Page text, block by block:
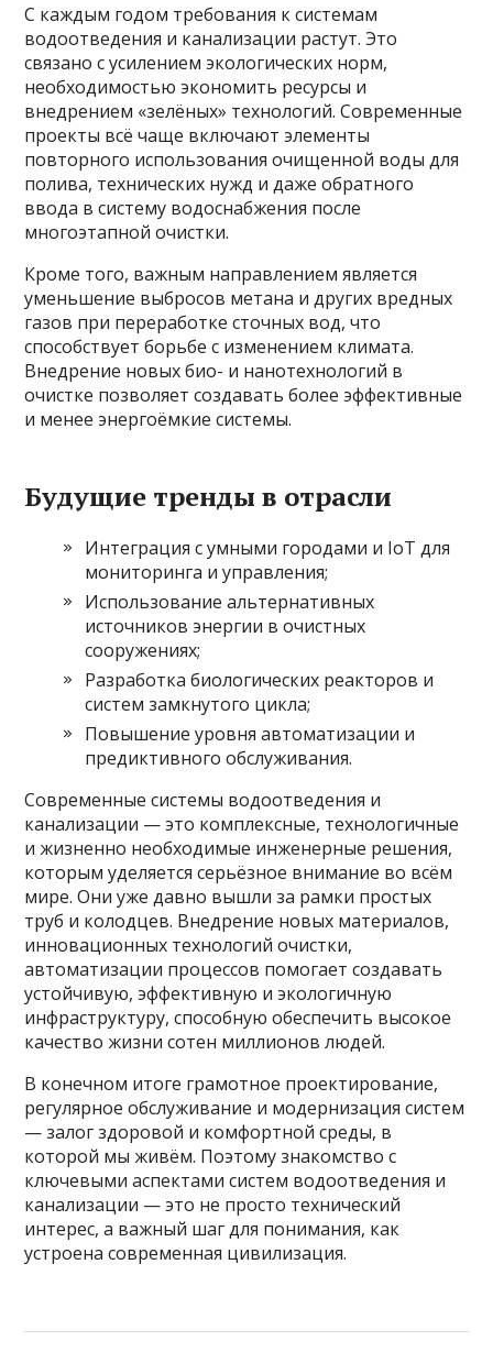
С каждым годом требования к системам
водоотведения и канализации растут. Это
связано с усилением экологических норм,
необходимостью экономить ресурсы и
внедрением «зелёных» технологий. Современные
проекты всё чаще включают элементы
повторного использования очищенной воды для
полива, технических нужд и даже обратного
ввода в систему водоснабжения после
многоэтапной очистки.
Кроме того, важным направлением является
уменьшение выбросов метана и других вредных
газов при переработке сточных вод, что
способствует борьбе с изменением климата.
Внедрение новых био- и нанотехнологий в
очистке позволяет создавать более эффективные
и менее энергоёмкие системы.
Будущие тренды в отрасли
Интеграция с умными городами и IoT для
мониторинга и управления;
Использование альтернативных
источников энергии в очистных
сооружениях;
Разработка биологических реакторов и
систем замкнутого цикла;
Повышение уровня автоматизации и
предиктивного обслуживания.
Современные системы водоотведения и
канализации — это комплексные, технологичные
и жизненно необходимые инженерные решения,
которым уделяется серьёзное внимание во всём
мире. Они уже давно вышли за рамки простых
труб и колодцев. Внедрение новых материалов,
инновационных технологий очистки,
автоматизации процессов помогает создавать
устойчивую, эффективную и экологичную
инфраструктуру, способную обеспечить высокое
качество жизни сотен миллионов людей.
В конечном итоге грамотное проектирование,
регулярное обслуживание и модернизация систем
— залог здоровой и комфортной среды, в
которой мы живём. Поэтому знакомство с
ключевыми аспектами систем водоотведения и
канализации — это не просто технический
интерес, а важный шаг для понимания, как
устроена современная цивилизация.